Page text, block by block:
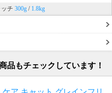
チ 300g / 1.8kg
品もチェックしています！